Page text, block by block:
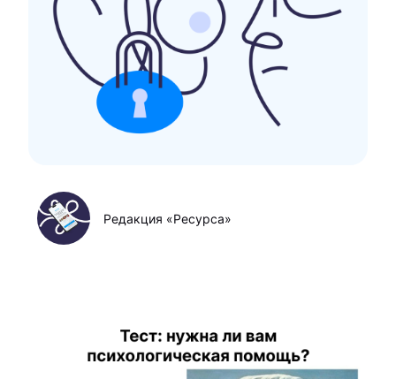
Редакция «Ресурса»